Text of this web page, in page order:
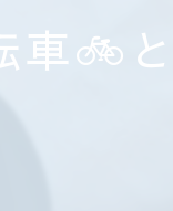
車🚲